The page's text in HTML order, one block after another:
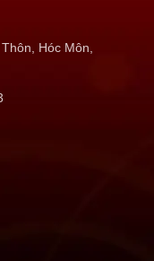
Hóc Môn,